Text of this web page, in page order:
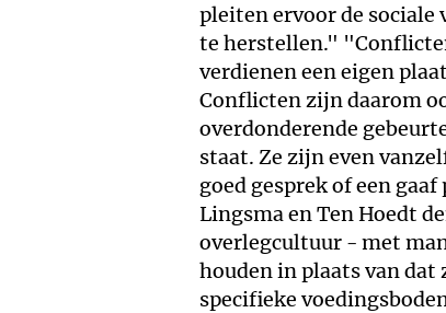
pleiten ervoor de sociale
te herstellen."
verdienen een eigen
Conflicten zijn daarom
overdonderende
staat. Ze zijn even
goed gesprek of een
Lingsma en Ten Hoedt
overlegcultuur - met
houden in plaats van dat
specifieke